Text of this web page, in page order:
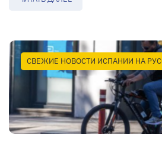
СВЕЖИЕ НОВОСТИ ИСПАНИИ НА